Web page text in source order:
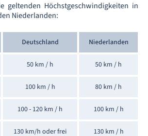
geltenden Höchstgeschwindigkeiten in
Niederlanden:
Deutschland Niederlanden
50 km / h 50 km / h
100 km / h 80 km / h
100 - 120 km / h 100 km / h
130 km/h oder frei 130 km / h